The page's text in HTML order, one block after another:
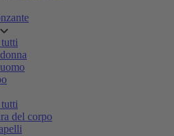
del corpo